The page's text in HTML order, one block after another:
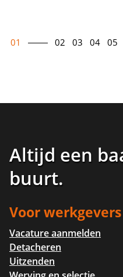
01 02 03 04 05
Altijd een
buurt.
Voor werkgevers
Vacature aanmelden
Detacheren
Uitzenden